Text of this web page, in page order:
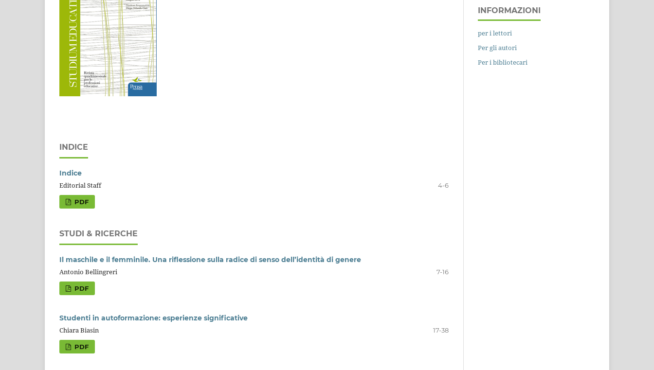
INDICE
Indice
Editorial Staff
4-6
PDF
STUDI & RICERCHE
Il maschile e il femminile. Una riflessione sulla radice di senso dell’identità di genere
Antonio Bellingreri
7-16
PDF
Studenti in autoformazione: esperienze significative
Chiara Biasin
17-38
PDF
INFORMAZIONI
per i lettori
Per gli autori
Per i bibliotecari